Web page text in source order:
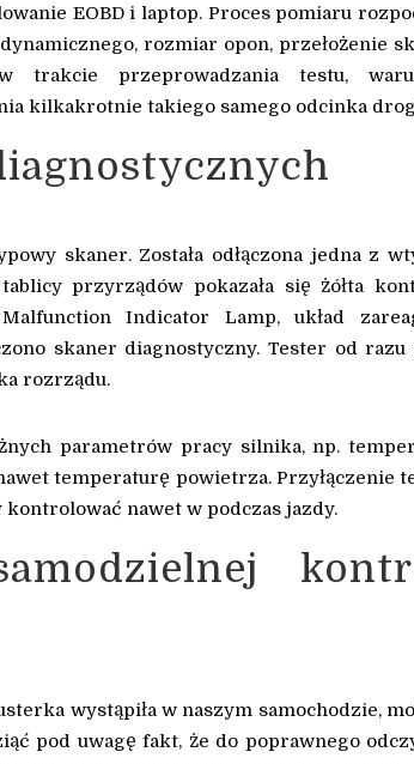
EOBD i laptop. Proces pomiaru
rozmiar opon, przełożenie
trakcie przeprowadzania testu,
kilkakrotnie takiego samego odcinka
skaner. Została odłączona jedna z
przyrządów pokazała się żółta
Indicator Lamp, układ
skaner diagnostyczny. Tester od razu
rozrządu.
parametrów pracy silnika, np.
temperaturę powietrza. Przyłączenie
nawet w podczas jazdy.
wystąpiła w naszym samochodzie,
pod uwagę fakt, że do poprawnego